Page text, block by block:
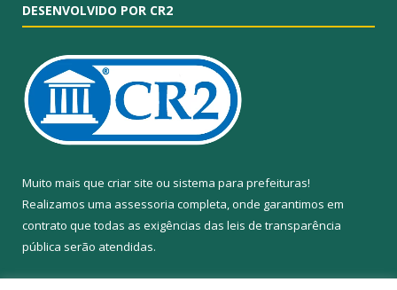
DESENVOLVIDO POR CR2
Muito mais que criar site ou sistema para prefeituras!
Realizamos uma assessoria completa, onde garantimos em
contrato que todas as exigências das leis de transparência
pública serão atendidas.